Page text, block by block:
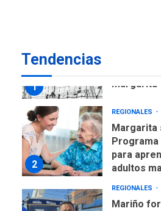
Tendencias
1
Margarita
2
REGIONALES
Margarita
Programa
para
adultos
REGIONALES
Mariño